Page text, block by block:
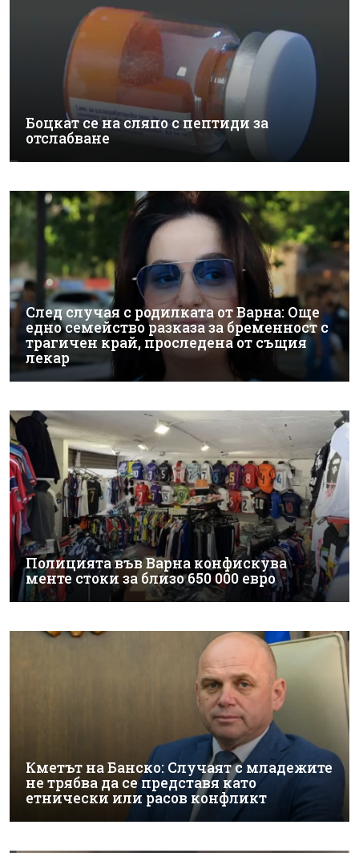
Боцкат се на сляпо с пептиди за
отслабване
След случая с родилката от Варна: Още
едно семейство разказа за бременност с
трагичен край, проследена от същия
лекар
Полицията във Варна конфискува
менте стоки за близо 650 000 евро
Кметът на Банско: Случаят с младежите
не трябва да се представя като
етнически или расов конфликт